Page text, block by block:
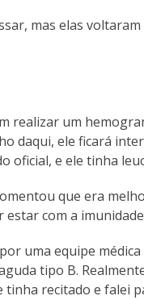
mas elas
realizar um
daqui, ele ficará
oficial, e ele tinha
que era
com a
uma equipe
tipo B.
tinha recitado e falei